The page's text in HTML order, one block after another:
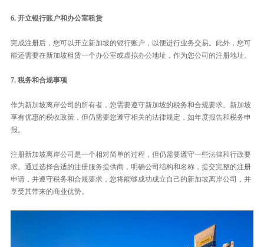
6. 开立银行账户和办公室租赁
完成注册后，您可以开立新加坡的银行账户，以便进行业务交易。此外，您可
能还需要在新加坡租赁一个办公室或虚拟办公地址，作为您公司的注册地址。
7. 税务和合规事项
作为新加坡离岸公司的所有者，您需要遵守新加坡的税务和合规要求。新加坡
享有优惠的税收政策，但仍需要您遵守相关的法律规定，如年度报告和税务申
报。
注册新加坡离岸公司是一个相对简单的过程，但仍需要遵守一些法律和行政要
求。通过选择合适的注册服务提供商，明确公司结构和名称，提交完整的注册
申请，并遵守税务和合规要求，您将能够成功成立自己的新加坡离岸公司，并
享受其带来的商业优势。